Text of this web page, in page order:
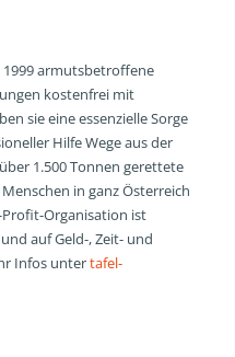
1999 armutsbetroffene
kostenfrei mit
sie eine essenzielle Sorge
Hilfe Wege aus der
1.500 Tonnen gerettete
in ganz Österreich
Organisation ist
auf Geld-, Zeit- und
Infos untertafel-